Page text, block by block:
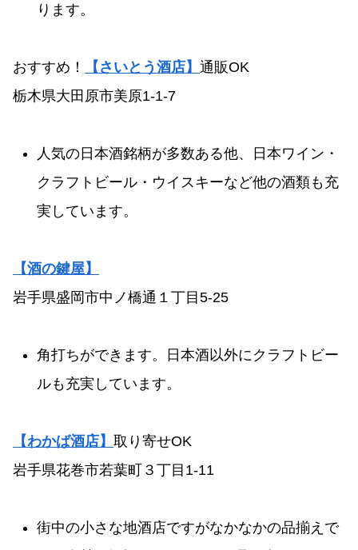
ります。
おすすめ！ 【さいとう酒店】 通販OK
栃木県大田原市美原1-1-7
人気の日本酒銘柄が多数ある他、日本ワイン・
クラフトビール・ウイスキーなど他の酒類も充
実しています。
【酒の鍵屋】
岩手県盛岡市中ノ橋通１丁目5-25
角打ちができます。日本酒以外にクラフトビー
ルも充実しています。
【わかば酒店】 取り寄せOK
岩手県花巻市若葉町３丁目1-11
街中の小さな地酒店ですがなかなかの品揃えで